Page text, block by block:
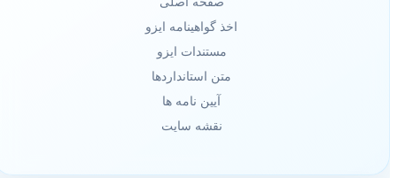
اخذ گواهینامه ایزو
مستندات ایزو
متن استانداردها
آیین نامه ها
نقشه سایت